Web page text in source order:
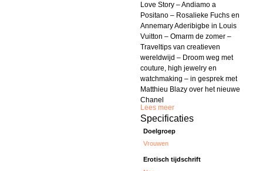
Love Story – Andiamo a
Positano – Rosalieke Fuchs en
Annemary Aderibigbe in Louis
Vuitton – Omarm de zomer –
Traveltips van creatieven
wereldwijd – Droom weg met
couture, high jewelry en
watchmaking – in gesprek met
Matthieu Blazy over het nieuwe
Chanel
Lees meer
Specificaties
Doelgroep
Vrouwen
Erotisch tijdschrift